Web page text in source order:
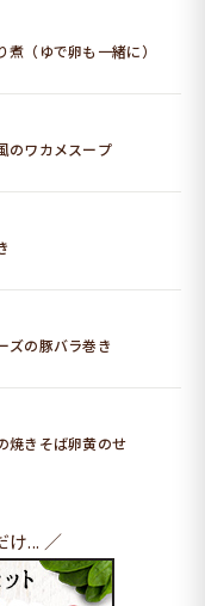
（ゆで卵も一緒に）
のワカメスープ
ズの豚バラ巻き
焼きそば卵黄のせ
け... ／